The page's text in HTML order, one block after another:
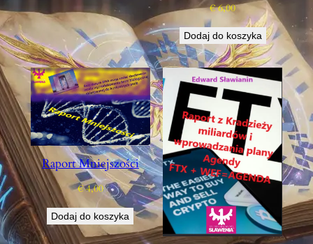
€6,00
Dodaj do koszyka
Raport Mniejszości
€4,00
Dodaj do koszyka